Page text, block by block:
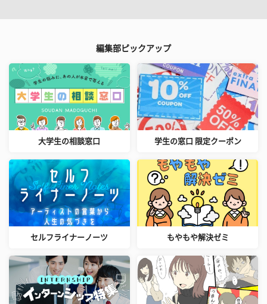
編集部ピックアップ
大学生の相談窓口 学生の窓口 限定クーポン
セルフライナーノーツ もやもや解決ゼミ